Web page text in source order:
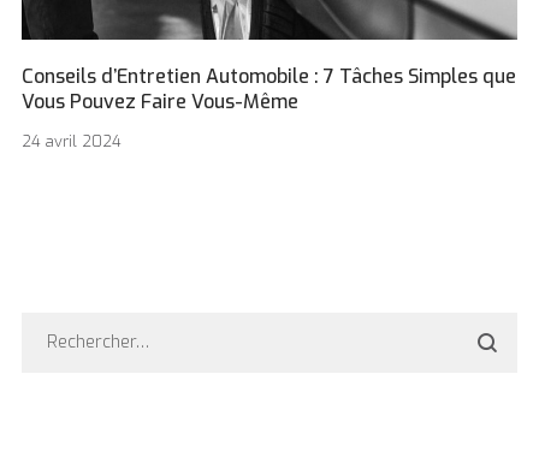
24 avril 2024
Conseils d’Entretien Automobile : 7 Tâches Simples que
Vous Pouvez Faire Vous-Même